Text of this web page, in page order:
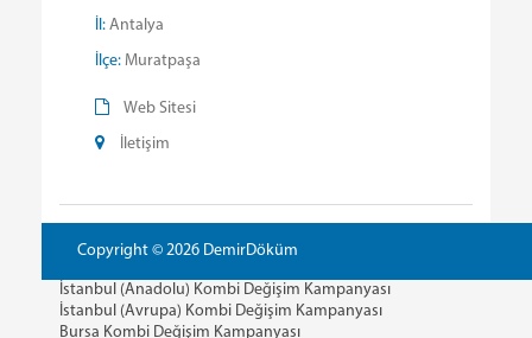
İl: Antalya
İlçe: Muratpaşa
Web Sitesi
İletişim
Copyright © 2026 DemirDöküm
İstanbul (Anadolu) Kombi Değişim Kampanyası
İstanbul (Avrupa) Kombi Değişim Kampanyası
Bursa Kombi Değişim Kampanyası